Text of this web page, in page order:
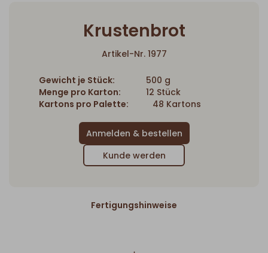
Krustenbrot
Artikel-Nr. 1977
Gewicht je Stück:
500 g
Menge pro Karton:
12 Stück
Kartons pro Palette:
48 Kartons
Kunde werden
Fertigungshinweise